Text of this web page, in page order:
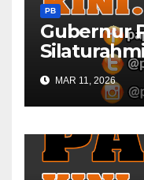
PB
Gubernur
Bersama
Mendagri
MAR 11, 2026